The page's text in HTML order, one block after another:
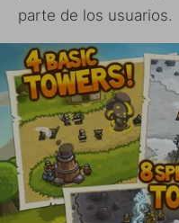
parte de los usuarios.